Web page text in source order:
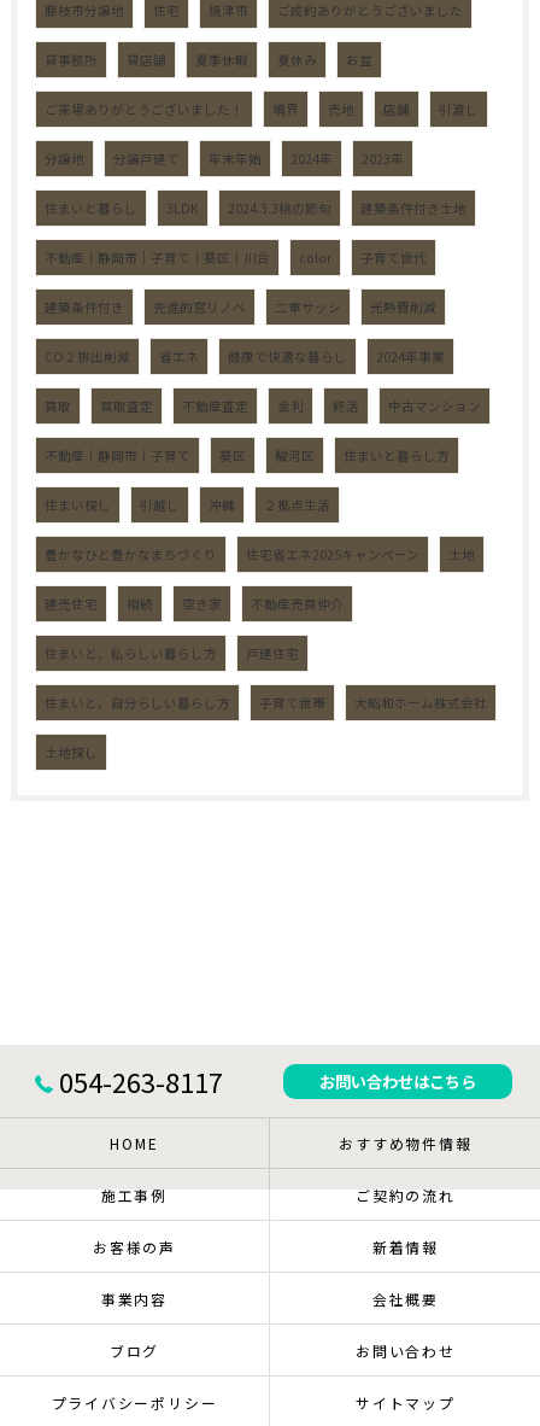
藤枝市分譲地 住宅 焼津市 ご成約ありがとうございました
貸事務所 貸店舗 夏季休暇 夏休み お盆
ご来場ありがとうございました！ 境界 売地 店舗 引渡し
分譲地 分譲戸建て 年末年始 2024年 2023年
住まいと暮らし 3LDK 2024.3.3桃の節句 建築条件付き土地
不動産｜静岡市｜子育て｜葵区｜川合 color 子育て世代
建築条件付き 先進的窓リノベ 二重サッシ 光熱費削減
CO２排出削減 省エネ 健康で快適な暮らし 2024年事業
買取 買取査定 不動産査定 金利 終活 中古マンション
不動産｜静岡市｜子育て 葵区 駿河区 住まいと暮らし方
住まい探し 引越し 沖縄 ２拠点生活
豊かなひと豊かなまちづくり 住宅省エネ2025キャンペーン 土地
建売住宅 相続 空き家 不動産売買仲介
住まいと、私らしい暮らし方 戸建住宅
住まいと、自分らしい暮らし方 子育て世帯 大昭和ホーム株式会社
土地探し
054-263-8117 お問い合わせはこちら
HOME おすすめ物件情報
施工事例 ご契約の流れ
お客様の声 新着情報
事業内容 会社概要
ブログ お問い合わせ
プライバシーポリシー サイトマップ